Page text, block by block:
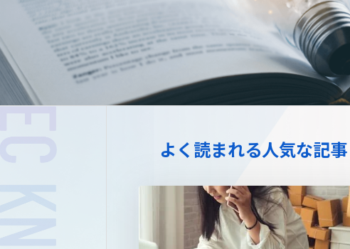
BtoC向けECサイト構
W2Commerce
Unified
拡張プラグイ
よく読まれる人気な記事